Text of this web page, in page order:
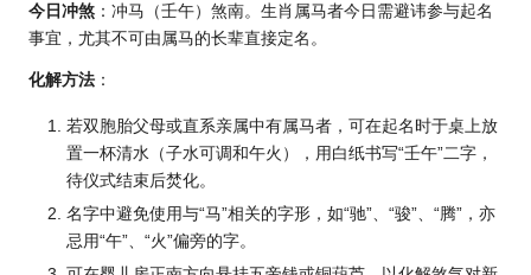
今日冲煞 ：冲马（壬午）煞南。 生肖 属马者今日需避讳参与起名
事宜，尤其不可由属马的长辈直接定名。
化解方法 ：
若双胞胎父母或直系亲属中有属马者，可在起名时于桌上放
置一杯清水（子水可调和午火），用白纸书写“壬午”二字，
待仪式结束后焚化。
名字中避免使用与“马”相关的字形，如“驰”、“骏”、“腾”，亦
忌用“午”、“火”偏旁的字。